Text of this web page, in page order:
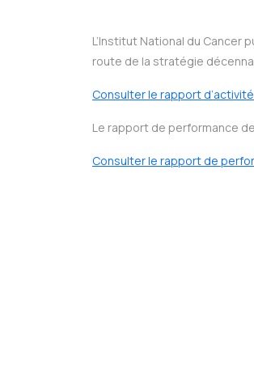
L’Institut National du
route de la stratégie
Consulter le rapport d’activité
Le rapport de performance
Consulter le rapport de